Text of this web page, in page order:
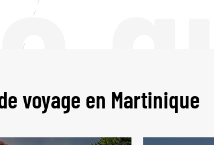
voyage en Martinique